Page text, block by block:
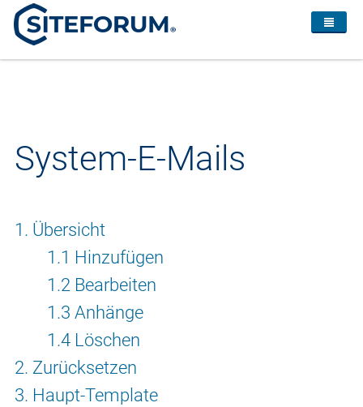
System-E-Mails
1. Übersicht
1.1 Hinzufügen
1.2 Bearbeiten
1.3 Anhänge
1.4 Löschen
2. Zurücksetzen
3. Haupt-Template